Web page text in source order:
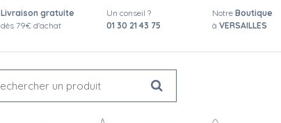
Livraison gratuite
dès 79€ d'achat
Un conseil ?
01 30 21 43 75
Notre Boutique
à VERSAILLES